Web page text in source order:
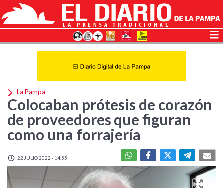
La Pampa
Colocaban prótesis de corazón
de proveedores que figuran
como una forrajería
22 JULIO 2022 - 14:55